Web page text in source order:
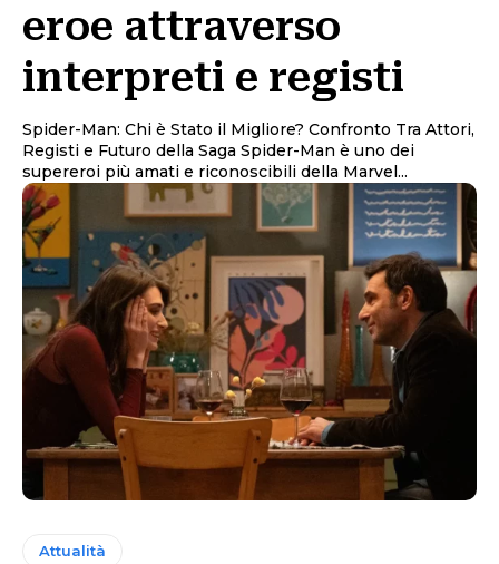
eroe attraverso
interpreti e registi
Spider-Man: Chi è Stato il Migliore? Confronto Tra Attori,
Registi e Futuro della Saga Spider-Man è uno dei
supereroi più amati e riconoscibili della Marvel...
Attualità